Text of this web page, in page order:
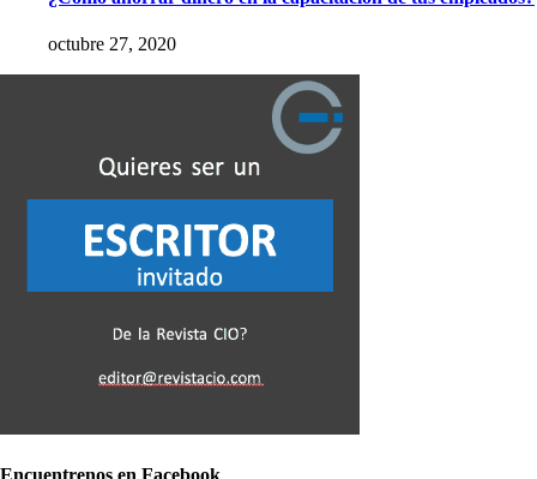
octubre 27, 2020